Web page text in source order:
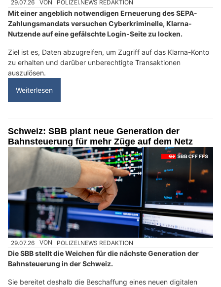
29.07.26 VON POLIZEI.NEWS REDAKTION
Mit einer angeblich notwendigen Erneuerung des SEPA-
Zahlungsmandats versuchen Cyberkriminelle, Klarna-
Nutzende auf eine gefälschte Login-Seite zu locken.
Ziel ist es, Daten abzugreifen, um Zugriff auf das Klarna-Konto
zu erhalten und darüber unberechtigte Transaktionen
auszulösen.
Weiterlesen
Schweiz: SBB plant neue Generation der
Bahnsteuerung für mehr Züge auf dem Netz
29.07.26 VON POLIZEI.NEWS REDAKTION
Die SBB stellt die Weichen für die nächste Generation der
Bahnsteuerung in der Schweiz.
Sie bereitet deshalb die Beschaffung eines neuen digitalen